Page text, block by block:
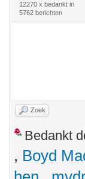
12270 x bedankt in
5762 berichten
Zoek
Bedankt
, Boyd